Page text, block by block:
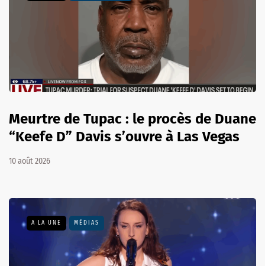
Meurtre de Tupac : le procès de Duane
“Keefe D” Davis s’ouvre à Las Vegas
10 août 2026
A LA UNE MÉDIAS